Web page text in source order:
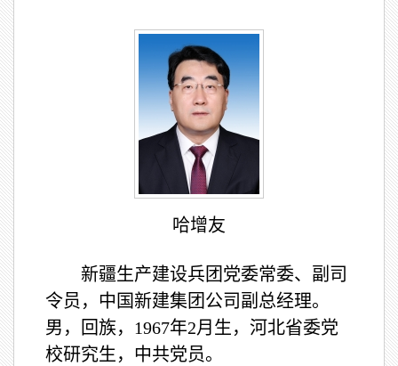
哈增友
新疆生产建设兵团党委常委、副司
令员，中国新建集团公司副总经理。
男，回族，1967年2月生，河北省委党
校研究生，中共党员。